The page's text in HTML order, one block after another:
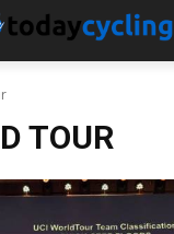
TOUR